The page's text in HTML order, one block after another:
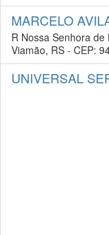
MARCELO
R Nossa Senhora
Viamão, RS - CEP:
UNIVERSAL